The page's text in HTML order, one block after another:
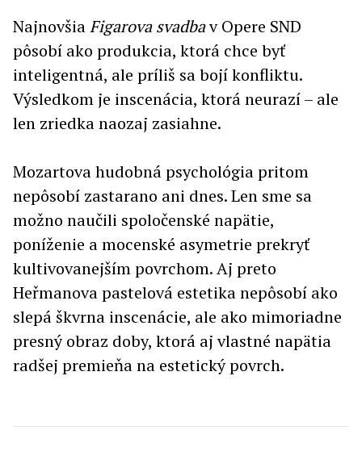
NajnovšiaFigarova svadbav Opere SND
pôsobí ako produkcia, ktorá chce byť
inteligentná, ale príliš sa bojí konfliktu.
Výsledkom je inscenácia, ktorá neurazí – ale
len zriedka naozaj zasiahne.
Mozartova hudobná psychológia pritom
nepôsobí zastarano ani dnes. Len sme sa
možno naučili spoločenské napätie,
poníženie a mocenské asymetrie prekryť
kultivovanejším povrchom. Aj preto
Heřmanova pastelová estetika nepôsobí ako
slepá škvrna inscenácie, ale ako mimoriadne
presný obraz doby, ktorá aj vlastné napätia
radšej premieňa na estetický povrch.